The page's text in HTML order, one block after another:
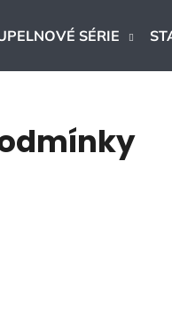
SÉRIE